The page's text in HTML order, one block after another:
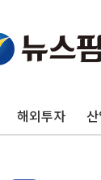
해외투자
카카오뱅